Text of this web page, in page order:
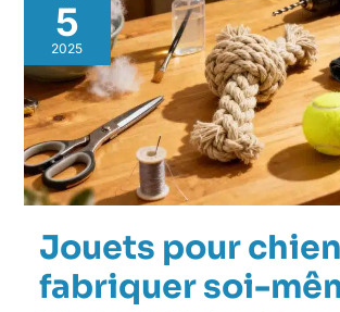
5
2025
Jouets pour
fabriquer soi-